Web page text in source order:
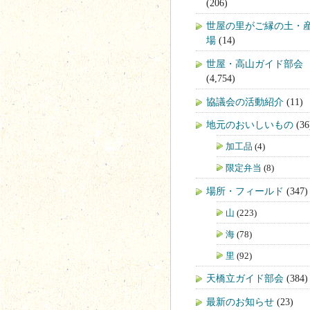
(206)
世屋の里がご縁の土・
場 (14)
世屋・高山ガイド部会
(4,754)
協議会の活動紹介 (11)
地元のおいしいもの
加工品 (4)
限定弁当 (8)
場所・フィールド (347)
山 (223)
海 (78)
里 (92)
天橋立ガイド部会 (384)
最新のお知らせ (23)